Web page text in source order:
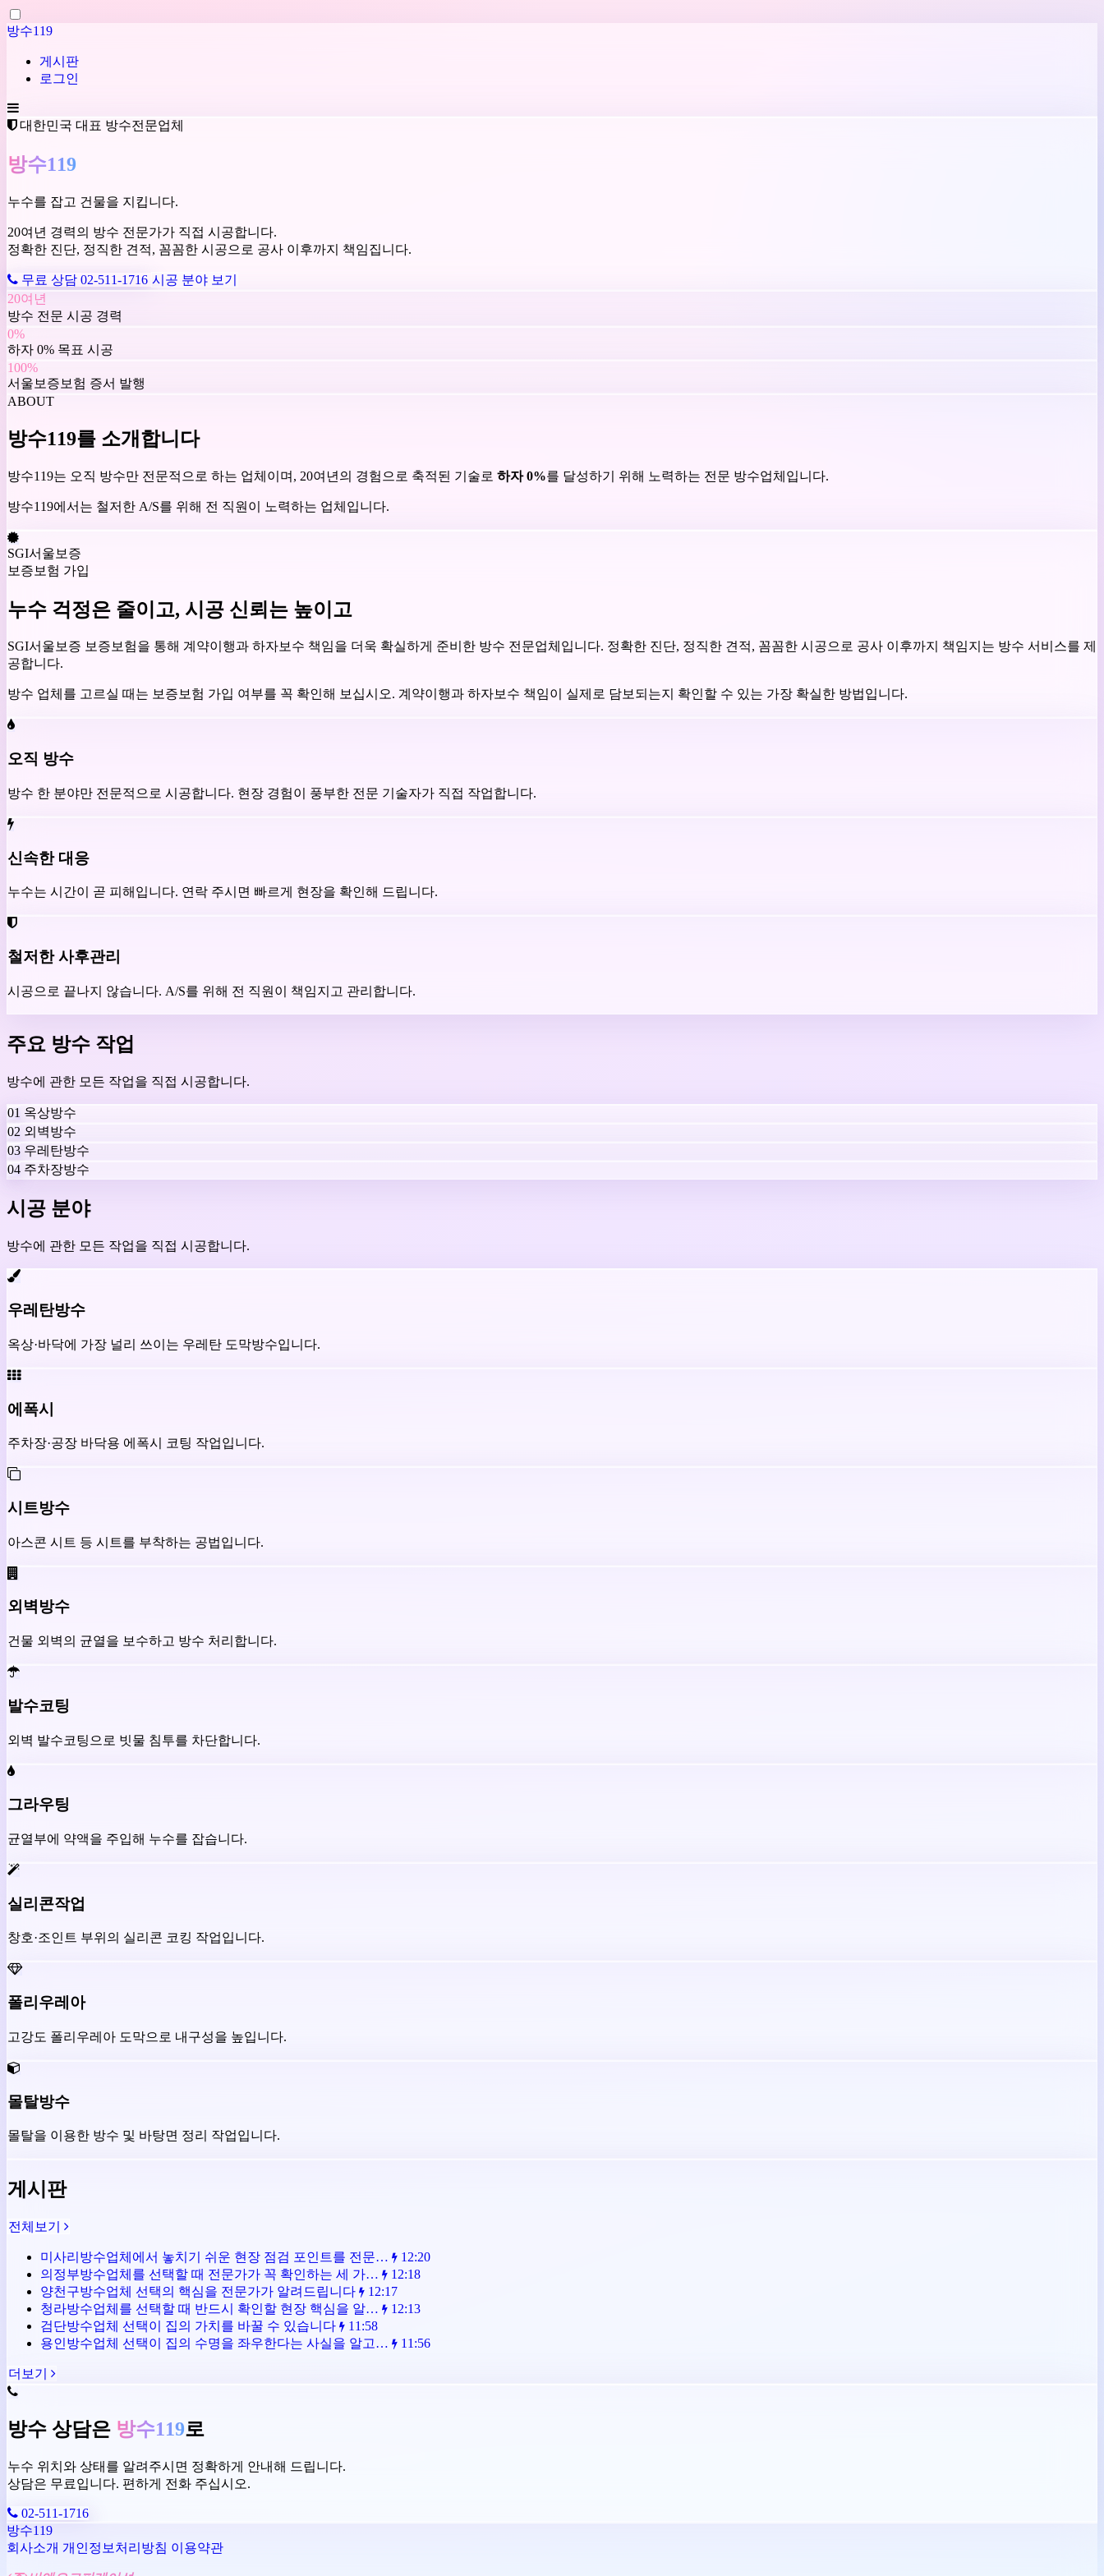
방수119
게시판
로그인
대한민국 대표 방수전문업체
방수119
누수를 잡고 건물을 지킵니다.
20여년 경력의 방수 전문가가 직접 시공합니다.
정확한 진단, 정직한 견적, 꼼꼼한 시공으로 공사 이후까지 책임집니다.
무료 상담 02-511-1716 시공 분야 보기
20여년
방수 전문 시공 경력
0%
하자 0% 목표 시공
100%
서울보증보험 증서 발행
ABOUT
방수119를 소개합니다
방수119는 오직 방수만 전문적으로 하는 업체이며, 20여년의 경험으로 축적된 기술로 하자 0%를 달성하기 위해 노력하는 전문 방수업체입니다.
방수119에서는 철저한 A/S를 위해 전 직원이 노력하는 업체입니다.
SGI서울보증
보증보험 가입
누수 걱정은 줄이고, 시공 신뢰는 높이고
SGI서울보증 보증보험을 통해 계약이행과 하자보수 책임을 더욱 확실하게 준비한 방수 전문업체입니다. 정확한 진단, 정직한 견적, 꼼꼼한 시공으로 공사 이후까지 책임지는 방수 서비스를 제
공합니다.
방수 업체를 고르실 때는 보증보험 가입 여부를 꼭 확인해 보십시오. 계약이행과 하자보수 책임이 실제로 담보되는지 확인할 수 있는 가장 확실한 방법입니다.
오직 방수
방수 한 분야만 전문적으로 시공합니다. 현장 경험이 풍부한 전문 기술자가 직접 작업합니다.
신속한 대응
누수는 시간이 곧 피해입니다. 연락 주시면 빠르게 현장을 확인해 드립니다.
철저한 사후관리
시공으로 끝나지 않습니다. A/S를 위해 전 직원이 책임지고 관리합니다.
주요 방수 작업
방수에 관한 모든 작업을 직접 시공합니다.
01 옥상방수
02 외벽방수
03 우레탄방수
04 주차장방수
시공 분야
방수에 관한 모든 작업을 직접 시공합니다.
우레탄방수
옥상·바닥에 가장 널리 쓰이는 우레탄 도막방수입니다.
에폭시
주차장·공장 바닥용 에폭시 코팅 작업입니다.
시트방수
아스콘 시트 등 시트를 부착하는 공법입니다.
외벽방수
건물 외벽의 균열을 보수하고 방수 처리합니다.
발수코팅
외벽 발수코팅으로 빗물 침투를 차단합니다.
그라우팅
균열부에 약액을 주입해 누수를 잡습니다.
실리콘작업
창호·조인트 부위의 실리콘 코킹 작업입니다.
폴리우레아
고강도 폴리우레아 도막으로 내구성을 높입니다.
몰탈방수
몰탈을 이용한 방수 및 바탕면 정리 작업입니다.
게시판
전체보기
미사리방수업체에서 놓치기 쉬운 현장 점검 포인트를 전문…
12:20
의정부방수업체를 선택할 때 전문가가 꼭 확인하는 세 가…
12:18
양천구방수업체 선택의 핵심을 전문가가 알려드립니다
12:17
청라방수업체를 선택할 때 반드시 확인할 현장 핵심을 알…
12:13
검단방수업체 선택이 집의 가치를 바꿀 수 있습니다
11:58
용인방수업체 선택이 집의 수명을 좌우한다는 사실을 알고…
11:56
더보기
방수 상담은 방수119로
누수 위치와 상태를 알려주시면 정확하게 안내해 드립니다.
상담은 무료입니다. 편하게 전화 주십시오.
02-511-1716
방수119
회사소개 개인정보처리방침 이용약관